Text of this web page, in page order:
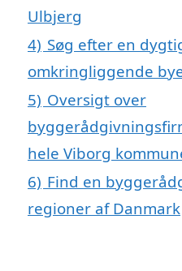
Ulbjerg
4) Søg efter en
omkringliggende
5) Oversigt over
hele Viborg
6) Find en
regioner af Danmark